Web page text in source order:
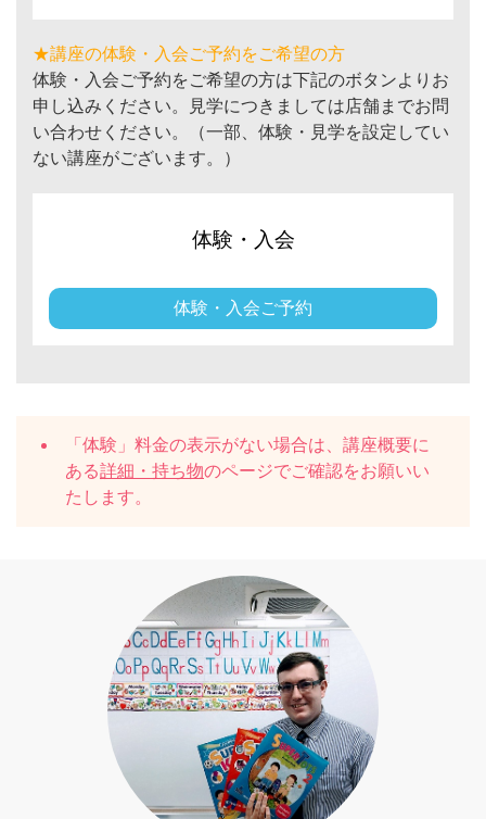
★講座の体験・入会ご予約をご希望の方
体験・入会ご予約をご希望の方は下記のボタンよりお
申し込みください。見学につきましては店舗までお問
い合わせください。（一部、体験・見学を設定してい
ない講座がございます。）
体験・入会
体験・入会ご予約
「体験」料金の表示がない場合は、講座概要に
ある詳細・持ち物のページでご確認をお願いい
たします。